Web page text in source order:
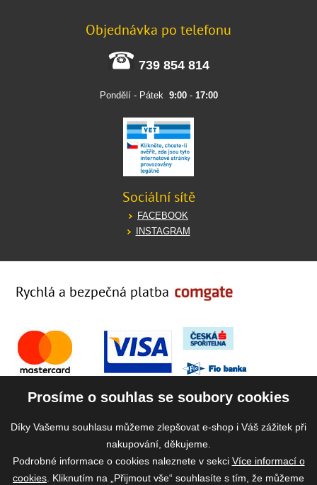
Objednávka po telefonu
739 854 814
Pondělí - Pátek 9:00- 17:00
Sociální sítě
FACEBOOK
INSTAGRAM
Rychlá a bezpečná platba
Prosíme o souhlas se soubory cookies
Díky Vašemu souhlasu můžeme zlepšovat e-shop i Váš zážitek při
nakupování, děkujeme.
Podrobné informace o cookies naleznete v sekci Více informací o
cookies . Kliknutím na „Přijmout vše“ souhlasíte s tím, že můžeme